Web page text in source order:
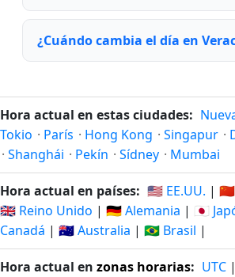
¿Cuándo cambia el día en
Hora actual en estas ciudades:
Tokio · París · Hong Kong · Singapur ·
· Shanghái · Pekín · Sídney · Mumbai
Hora actual en países: 🇺🇸 EE.UU. |
🇬🇧 Reino Unido | 🇩🇪 Alemania | 🇯🇵
Canadá | 🇦🇺 Australia | 🇧🇷 Brasil |
Hora actual en zonas horarias: UTC |